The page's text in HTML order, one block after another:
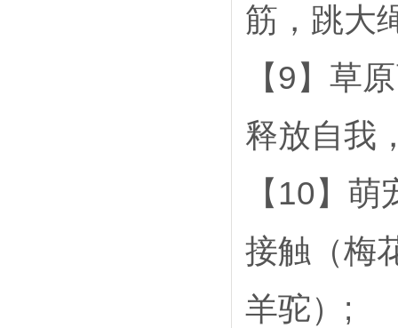
筋，跳大
【9】草
释放自我
【10】
接触（梅
羊驼）;